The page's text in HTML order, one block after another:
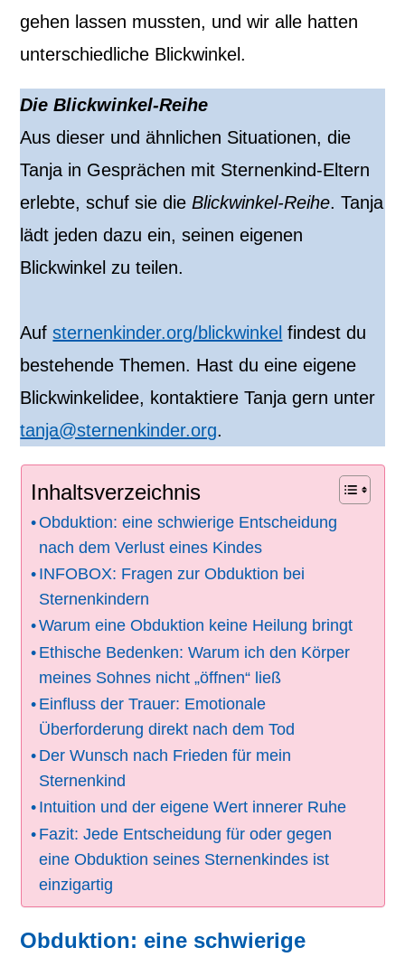
gehen lassen mussten, und wir alle hatten
unterschiedliche Blickwinkel.
Die Blickwinkel-Reihe
Aus dieser und ähnlichen Situationen, die
Tanja in Gesprächen mit Sternenkind-Eltern
erlebte, schuf sie dieBlickwinkel-Reihe. Tanja
lädt jeden dazu ein, seinen eigenen
Blickwinkel zu teilen.
Aufsternenkinder.org/blickwinkel findest du
bestehende Themen. Hast du eine eigene
Blickwinkelidee, kontaktiere Tanja gern unter
tanja@sternenkinder.org.
Inhaltsverzeichnis
Obduktion: eine schwierige Entscheidung
nach dem Verlust eines Kindes
INFOBOX: Fragen zur Obduktion bei
Sternenkindern
Warum eine Obduktion keine Heilung bringt
Ethische Bedenken: Warum ich den Körper
meines Sohnes nicht „öffnen“ ließ
Einfluss der Trauer: Emotionale
Überforderung direkt nach dem Tod
Der Wunsch nach Frieden für mein
Sternenkind
Intuition und der eigene Wert innerer Ruhe
Fazit: Jede Entscheidung für oder gegen
eine Obduktion seines Sternenkindes ist
einzigartig
Obduktion: eine schwierige